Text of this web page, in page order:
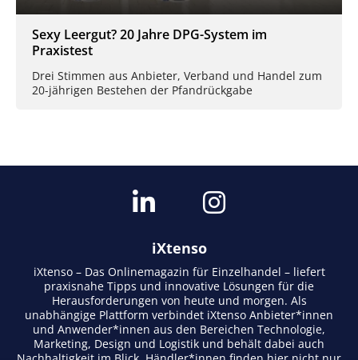
Sexy Leergut? 20 Jahre DPG-System im
Praxistest
Drei Stimmen aus Anbieter, Verband und Handel zum
20-jährigen Bestehen der Pfandrückgabe
iXtenso
iXtenso – Das Onlinemagazin für Einzelhandel – liefert
praxisnahe Tipps und innovative Lösungen für die
Herausforderungen von heute und morgen. Als
unabhängige Plattform verbindet iXtenso Anbieter*innen
und Anwender*innen aus den Bereichen Technologie,
Marketing, Design und Logistik und behält dabei auch